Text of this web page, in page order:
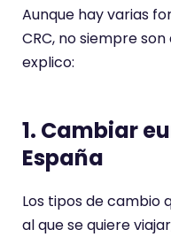
Aunque hay varias
CRC, no siempre
explico:
1. Cambiar
España
Los tipos de cambio
al que se quiere